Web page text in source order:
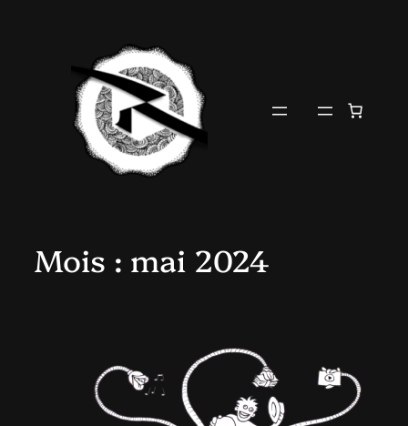
Mois : mai 2024